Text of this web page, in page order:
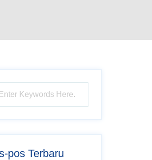
pos Terbaru